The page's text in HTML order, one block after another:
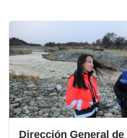
Dirección General de